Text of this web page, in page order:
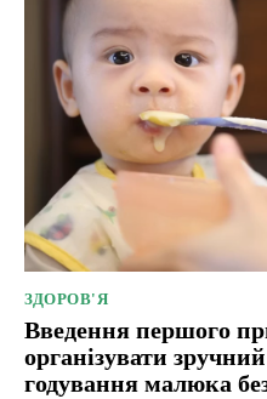
ЗДОРОВ'Я
Введення першого
організувати
годування малюка